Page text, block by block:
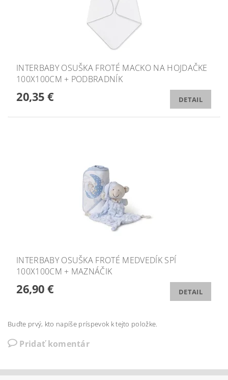
INTERBABY OSUŠKA FROTÉ MACKO NA HOJDAČKE
100X100CM + PODBRADNÍK
20,35 € DETAIL
INTERBABY OSUŠKA FROTÉ MEDVEDÍK SPÍ
100X100CM + MAZNÁČIK
26,90 € DETAIL
Buďte prvý, kto napíše príspevok k tejto položke.
Pridať komentár